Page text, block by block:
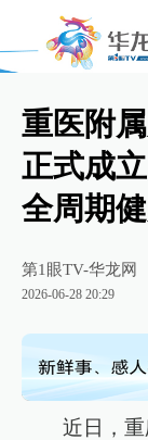
重医附
正式成
全周期
第1眼TV-华龙网
2026-06-28 20:29
近日，